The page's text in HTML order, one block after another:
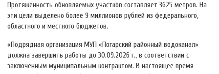
Протяженность обновляемых участков составляет 3625 метров. На
эти цели выделено более 9 миллионов рублей из федерального,
областного и местного бюджетов.
«Подрядная организация МУП «Погарский районный водоканал»
должна завершить работы до 30.09.2026 г., в соответствии с
заключенным муниципальным контрактом. В настоящее время